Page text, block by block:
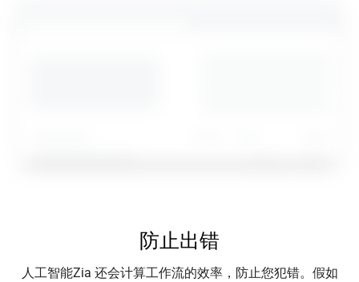
防止出错
人工智能Zia 还会计算工作流的效率，防止您犯错。假如